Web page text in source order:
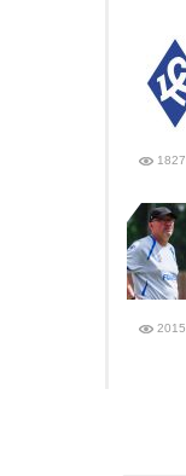
1827
2015